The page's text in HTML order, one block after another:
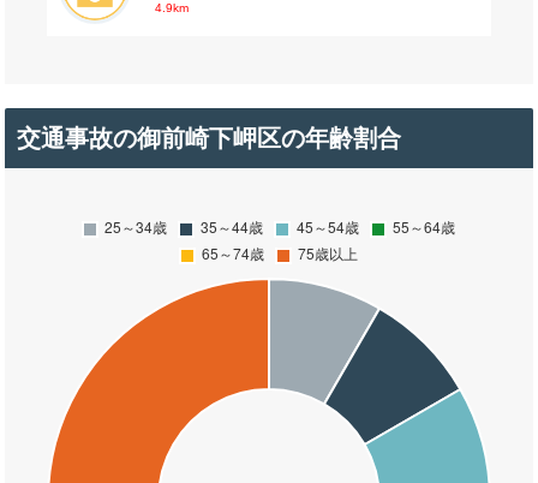
4.9km
交通事故の御前崎下岬区の年齢割合